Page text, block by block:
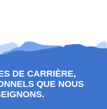
DE CARRIÈRE,
QUE NOUS